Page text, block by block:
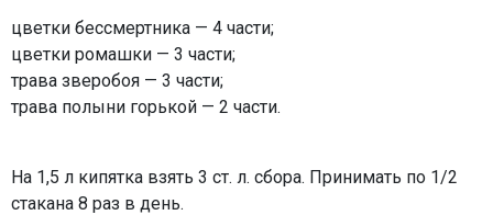
цветки бессмертника — 4 части;
цветки ромашки — 3 части;
трава зверобоя — 3 части;
трава полыни горькой — 2 части.
На 1,5 л кипятка взять 3 ст. л. сбора. Принимать по 1/2
стакана 8 раз в день.